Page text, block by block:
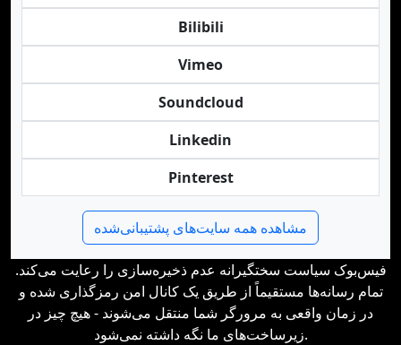
Bilibili
Vimeo
Soundcloud
Linkedin
Pinterest
مشاهده همه سایت‌های پشتیبانی‌شده
فیس‌بوک سیاست سختگیرانه عدم ذخیره‌سازی را رعایت می‌کند.
تمام رسانه‌ها مستقیماً از طریق یک کانال امن رمزگذاری شده و
در زمان واقعی به مرورگر شما منتقل می‌شوند - هیچ چیز در
زیرساخت‌های ما نگه داشته نمی‌شود.